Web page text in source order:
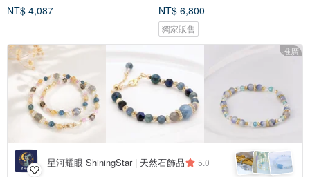
NT$ 4,087
NT$ 6,800
獨家販售
推廣
星河耀眼 ShiningStar | 天然石飾品 5.0